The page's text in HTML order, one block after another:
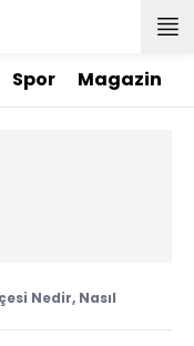
Spor Magazin
Nedir, Nasıl